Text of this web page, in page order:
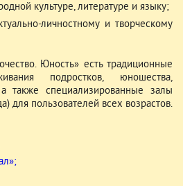
культуре, литературе и языку;
личностному и творческому
Юность» есть традиционные
подростков, юношества,
также специализированные залы
для пользователей всех возрастов.